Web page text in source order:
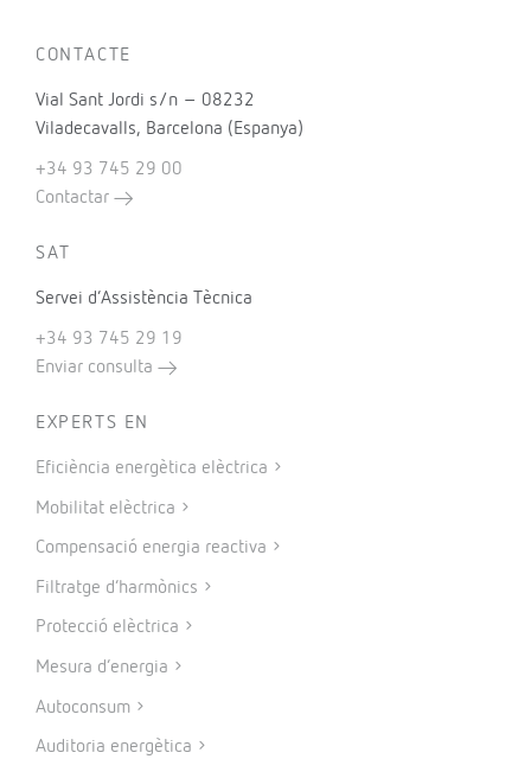
CONTACTE
Vial Sant Jordi s/n – 08232
Viladecavalls, Barcelona (Espanya)
+34 93 745 29 00
Contactar
SAT
Servei d’Assistència Tècnica
+34 93 745 29 19
Enviar consulta
EXPERTS EN
Eficiència energètica elèctrica
Mobilitat elèctrica
Compensació energia reactiva
Filtratge d’harmònics
Protecció elèctrica
Mesura d’energia
Autoconsum
Auditoria energètica